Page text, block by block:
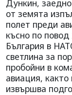
Дункин,
от земята
полет преди
късно по
България в
светлина за
пробойни в
авиация, както
извършва